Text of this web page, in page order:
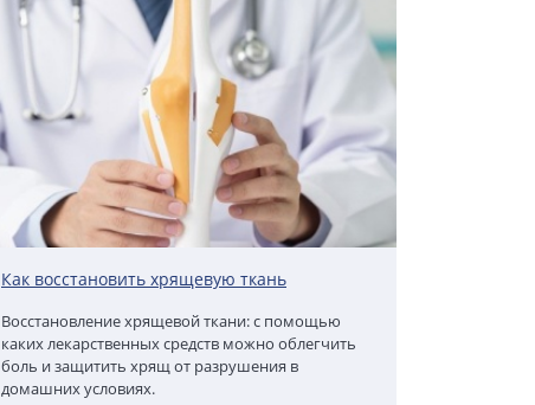
Как восстановить хрящевую ткань
Восстановление хрящевой ткани: с помощью
каких лекарственных средств можно облегчить
боль и защитить хрящ от разрушения в
домашних условиях.